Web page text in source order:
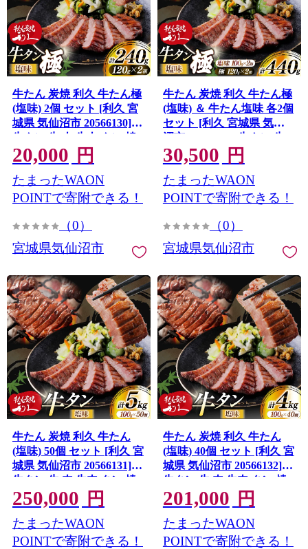
牛たん 炭焼 利久 牛たん極
(塩味) 2個 セット [利久 宮
城県 気仙沼市 20566130]
牛タン 牛 肉 牛肉 タン 焼
肉 キャンプ アウトドア バ
ーベキュー BBQ 牛タン塩
牛たん塩 冷凍 小分け 個包
装
20,000 円
たまったWAON
POINTで寄附できる！
（0）
宮城県気仙沼市
牛たん 炭焼 利久 牛たん極
(塩味) ＆ 牛たん塩味 各2個
セット [利久 宮城県 気仙
沼市 20566129] 牛タン 牛
肉 牛肉 タン 焼肉 キャンプ
アウトドア バーベキュー
BBQ 牛タン塩 牛たん塩 冷
凍 小分け 個包装
30,500 円
たまったWAON
POINTで寄附できる！
（0）
宮城県気仙沼市
牛たん 炭焼 利久 牛たん
(塩味) 50個 セット [利久 宮
城県 気仙沼市 20566131]
牛タン 牛 肉 牛肉 タン 焼
肉 キャンプ アウトドア バ
ーベキュー BBQ 牛タン塩
牛たん塩 冷凍 小分け 個包
装
250,000 円
たまったWAON
POINTで寄附できる！
牛たん 炭焼 利久 牛たん
(塩味) 40個 セット [利久 宮
城県 気仙沼市 20566132]
牛タン 牛 肉 牛肉 タン 焼
肉 キャンプ アウトドア バ
ーベキュー BBQ 牛タン塩
牛たん塩 冷凍 小分け 個包
装
201,000 円
たまったWAON
POINTで寄附できる！